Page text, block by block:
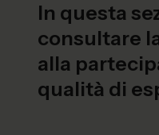
In questa
consultare
alla
qualità di